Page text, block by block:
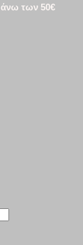
άνω των 50€